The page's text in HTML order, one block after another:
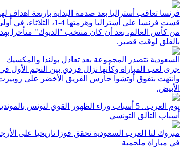
فرنسا تعاقب أستراليا بعد صدمة البداية باربعة اهداف
قست فرنسا على أستراليا
من كأس العالم، بعد أن كان منتخب "الديوك" متأخرا
بالقلق لوقت قصير.
السعودية تتصدر المجموعة بعد تعادل بولندا والمكسيك
جرى لعب المباراة وكأنها نزال فردي بين النجم الأول
وانتهت بتفوق أوتشوا حارس الفريق الأخضر على
الأبيض.
يوم العرب.. 5 أسباب وراء الظهور القوي لتونس بالمونديال
أسباب التألق التونسي
مبروك لنا العرب السعودية تحقق فوزا تاريخيا على
في مباراة ملحمية